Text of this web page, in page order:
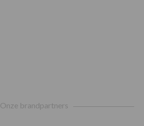
Onze brandpartners